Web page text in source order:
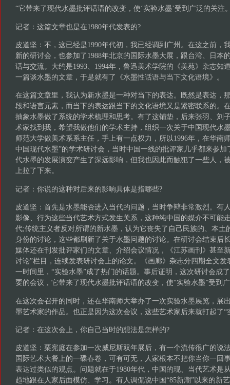
“它带来了现代水墨批评话语的改变，使‘实验水墨’受到广泛的关注
记者：这篇文章也是在1980年代发表的?
皮道坚：不，这已经是1990年代初，我已经调到广州。在这之前，
新的研讨会，也参加了1988年北京的国际水墨大展，跟台湾、日本
话与交流。大约是1993、1994年，鲁迅美术学院的《美苑》杂志知
一篇谈水墨的文章，于是就有了《水墨性话语与当下文化语境》。
在这篇文章里，我认为新水墨是一种对当下的表达。既然是表达，
段和语言元素，而当下的表达跟当下的文化语境又是紧密联系的。
抽象水墨做了系统的学术梳理和思考。有了这铺垫，后来张羽、刘
术家找到我，希望我做他们的学术主持，组织一次关于中国现代水
师范大学做美术系系主任，手上有一点权力，所以1996年，在华南
中国现代水墨”的学术研讨会，当时中国一线的批评家几乎都来参
代水墨的发展演变产生了深远影响，但我也因此而触犯了一些人，
上拉了下来。
记者：你说的这种对后来的影响具体是指哪些?
皮道坚：首先是水墨能否进入当代的问题，当时争辩非常激烈。有
影像、行为这些当代艺术方式发生关系，这种纯中国的媒介不可能
代;传统主义者反对所谓的新水墨，认为它丧失了自己民族的、本土
身份的讨论，这些都刷新了关于水墨问题的讨论。在研讨会结束后
媒体还在刊发批评家们的文章、介绍会议情况，《江苏画刊》甚至
讨论”栏目，连续发表研讨会上的论文。《画廊》杂志分四期全文
一时间里，“实验水墨”成了热门的话题。事后证明，这次研讨会成
要的会议，它带来了现代水墨批评话语的改变，使“实验水墨”受到
在这次会召开的同时，还在华南师大举办了一次实验水墨展览，展
墨艺术家的作品。也正是因为这次会议，这些艺术家后来就打起了“
记者：在这次会上，你自己当时的想法是怎样的?
皮道坚：栗宪庭在参加一次威尼斯双年展后，有一个流传很广的说
国际艺术大餐上的一碟春卷，可有可无，人家根本不把你当你一回
表达过类似的观点。问题就在于1980年代，中国的现、当代艺术是
趋地跟在人家后面模仿、学习。有人调侃说中国“85新潮”以来的新